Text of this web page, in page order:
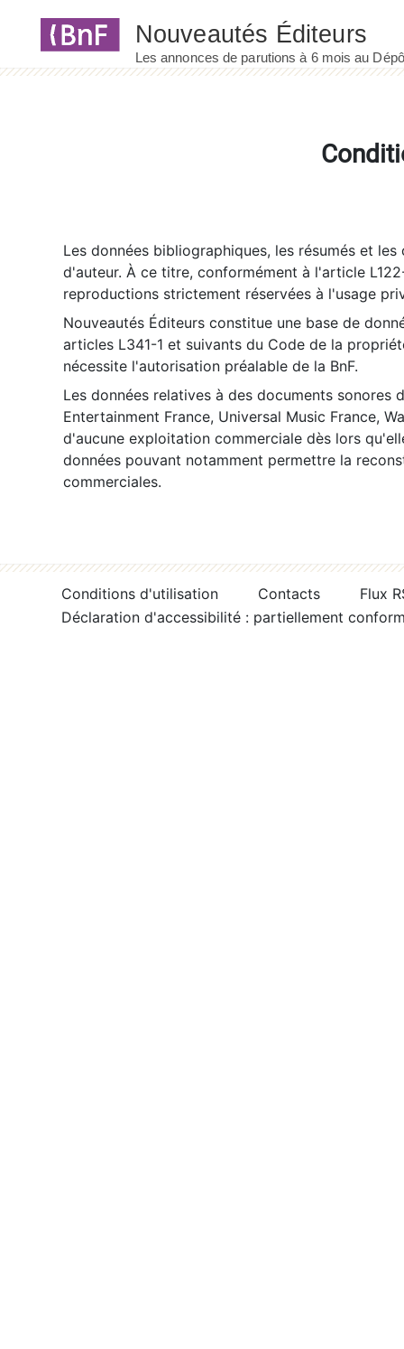
Les données bibliographiques, les résumés et
d'auteur. À ce titre, conformément à l'article
reproductions strictement réservées à l'usage
Nouveautés Éditeurs constitue une base de
articles L341-1 et suivants du Code de la
nécessite l'autorisation préalable de la BnF.
Les données relatives à des documents sonores
Entertainment France, Universal Music France,
d'aucune exploitation commerciale dès lors
données pouvant notamment permettre la
commerciales.
Conditions d'utilisation Contacts
Flux
Déclaration d'accessibilité : partiellement